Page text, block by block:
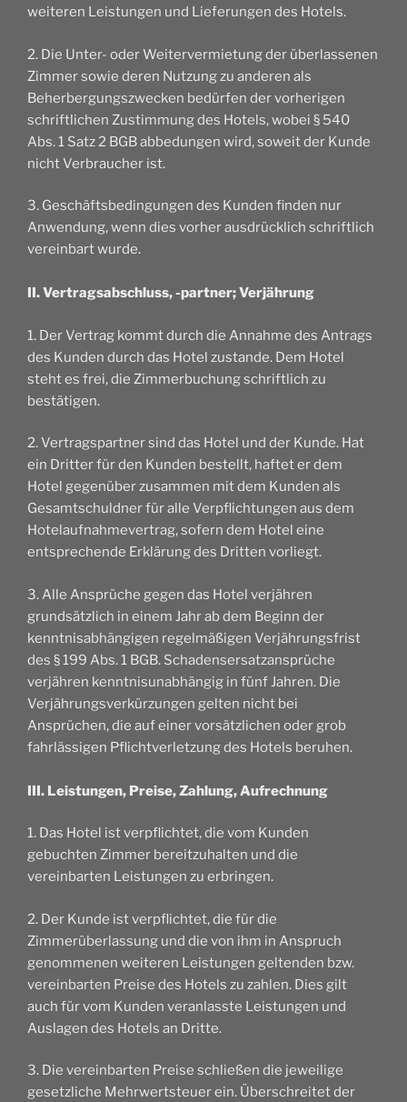
weiteren Leistungen und Lieferungen des Hotels.
2. Die Unter- oder Weitervermietung der überlassenen
Zimmer sowie deren Nutzung zu anderen als
Beherbergungszwecken bedürfen der vorherigen
schriftlichen Zustimmung des Hotels, wobei § 540
Abs. 1 Satz 2 BGB abbedungen wird, soweit der Kunde
nicht Verbraucher ist.
3. Geschäftsbedingungen des Kunden finden nur
Anwendung, wenn dies vorher ausdrücklich schriftlich
vereinbart wurde.
II. Vertragsabschluss, -partner; Verjährung
1. Der Vertrag kommt durch die Annahme des Antrags
des Kunden durch das Hotel zustande. Dem Hotel
steht es frei, die Zimmerbuchung schriftlich zu
bestätigen.
2. Vertragspartner sind das Hotel und der Kunde. Hat
ein Dritter für den Kunden bestellt, haftet er dem
Hotel gegenüber zusammen mit dem Kunden als
Gesamtschuldner für alle Verpflichtungen aus dem
Hotelaufnahmevertrag, sofern dem Hotel eine
entsprechende Erklärung des Dritten vorliegt.
3. Alle Ansprüche gegen das Hotel verjähren
grundsätzlich in einem Jahr ab dem Beginn der
kenntnisabhängigen regelmäßigen Verjährungsfrist
des § 199 Abs. 1 BGB. Schadensersatzansprüche
verjähren kenntnisunabhängig in fünf Jahren. Die
Verjährungsverkürzungen gelten nicht bei
Ansprüchen, die auf einer vorsätzlichen oder grob
fahrlässigen Pflichtverletzung des Hotels beruhen.
III. Leistungen, Preise, Zahlung, Aufrechnung
1. Das Hotel ist verpflichtet, die vom Kunden
gebuchten Zimmer bereitzuhalten und die
vereinbarten Leistungen zu erbringen.
2. Der Kunde ist verpflichtet, die für die
Zimmerüberlassung und die von ihm in Anspruch
genommenen weiteren Leistungen geltenden bzw.
vereinbarten Preise des Hotels zu zahlen. Dies gilt
auch für vom Kunden veranlasste Leistungen und
Auslagen des Hotels an Dritte.
3. Die vereinbarten Preise schließen die jeweilige
gesetzliche Mehrwertsteuer ein. Überschreitet der